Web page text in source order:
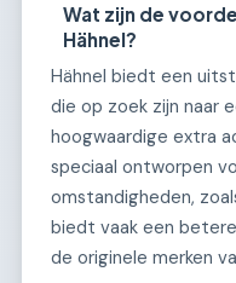
Wat zijn de
Hähnel?
Hähnel biedt een
die op zoek zijn naar
hoogwaardige extra
speciaal ontworpen
omstandigheden,
biedt vaak een
de originele merken